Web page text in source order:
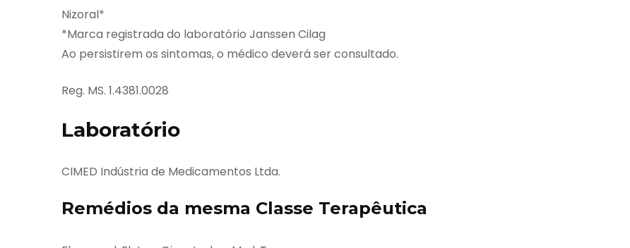
Nizoral*
*Marca registrada do laboratório Janssen Cilag
Ao persistirem os sintomas, o médico deverá ser consultado.
Reg. MS. 1.4381.0028
Laboratório
CIMED Indústria de Medicamentos Ltda.
Remédios da mesma Classe Terapêutica